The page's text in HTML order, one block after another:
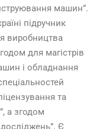
машин”.
підручник
виробництва
для магістрів
і обладнання
та
а згодом